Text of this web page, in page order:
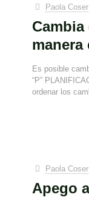
Paola Coser
manera
Es posible
“P”
ordenar los
Paola Coser
Apego